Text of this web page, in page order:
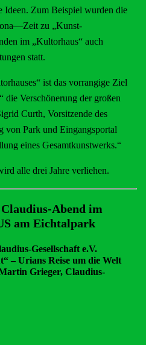
Zum Beispiel wurden die
zu „Kunst-
im „Kultorhaus“ auch
statt.
ist das vorrangige Ziel
die Verschönerung der großen
Curth, Vorsitzende des
von Park und Eingangsportal
eines Gesamtkunstwerks.“
alle drei Jahre verliehen.
Abend im
am Eichtalpark
Gesellschaft e.V.
– Urians Reise um die Welt
Grieger, Claudius-